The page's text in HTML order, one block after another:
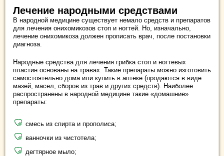
Лечение народными средствами
В народной медицине существует немало средств и препаратов
для лечения онихомикозов стоп и ногтей. Но, изначально,
лечение онихомикоза должен прописать врач, после постановки
диагноза.
Народные средства для лечения грибка стоп и ногтевых
пластин основаны на травах. Такие препараты можно изготовить
самостоятельно дома или купить в аптеке (продаются в виде
мазей, масел, сборов из трав и других средств). Наиболее
распространены в народной медицине такие «домашние»
препараты:
смесь из спирта и прополиса;
ванночки из чистотела;
дегтярное мыло;